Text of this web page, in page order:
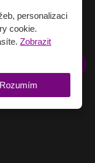
na Váš e-mail,
personalizaci
cookie.
Zobrazit
Rozumím